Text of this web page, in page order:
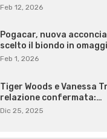
Feb 12, 2026
Pogacar, nuova
scelto il biondo in
Feb 1, 2026
Tiger Woods e Vanessa
relazione confermata:…
Dic 25, 2025